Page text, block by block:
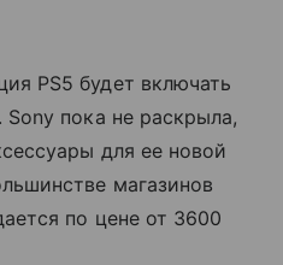
PS5 будет включать
Sony пока не раскрыла,
для ее новой
магазинов
по цене от 3600